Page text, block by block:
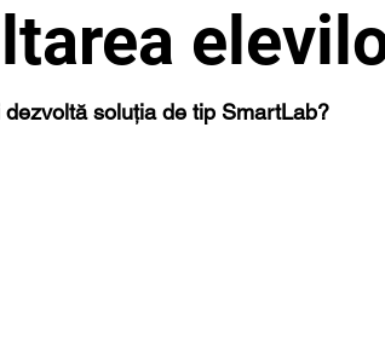
soluția de tip SmartLab?